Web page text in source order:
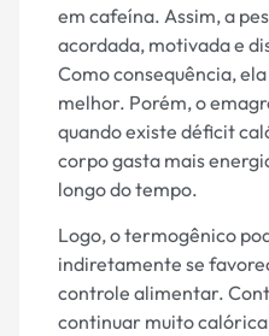
em cafeína. Assim, a
acordada, motivada e
Como consequência,
melhor. Porém, o
quando existe déficit
corpo gasta mais
longo do tempo.
Logo, o termogênico
indiretamente se
controle alimentar.
continuar muito